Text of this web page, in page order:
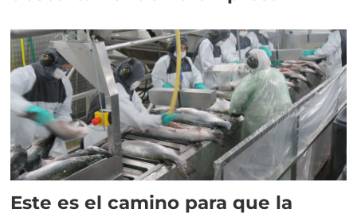
Este es el camino para que la